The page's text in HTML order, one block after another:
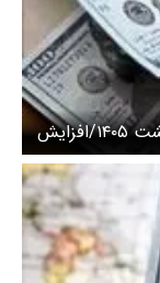
قیمت دلار حواله ای امروز دوشنبه ۱۴ اردیبهشت ۱۴۰۵/افزایش